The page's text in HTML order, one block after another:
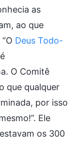
as
ao que
Deus Todo-
O Comitê
que qualquer
por isso
Ele
os 300